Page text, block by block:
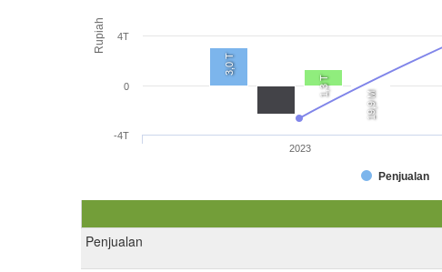
Rupiah
3,0 T
1,3 T
19,9 M
Penjualan
2023
-4T
0
4T
Penjualan